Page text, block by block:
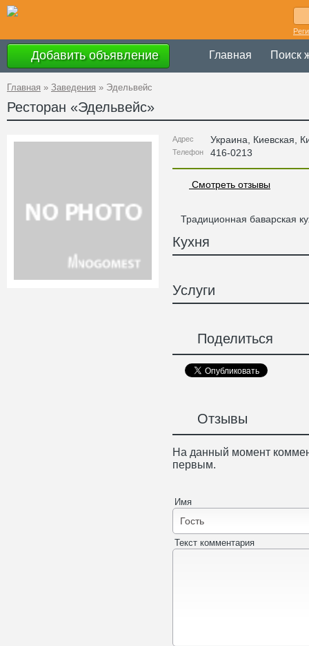
Добавить объявление Главная Поиск
Главная » Заведения » Эдельвейс
Ресторан «Эдельвейс»
Адрес Украина Киевская ,
Телефон 416-0213
Смотреть отзывы
Традиционная баварская
Кухня
Услуги
Поделиться
Отзывы
На данный момент
первым.
Имя
Текст комментария